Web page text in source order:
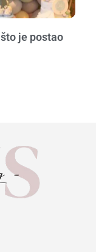
je postao